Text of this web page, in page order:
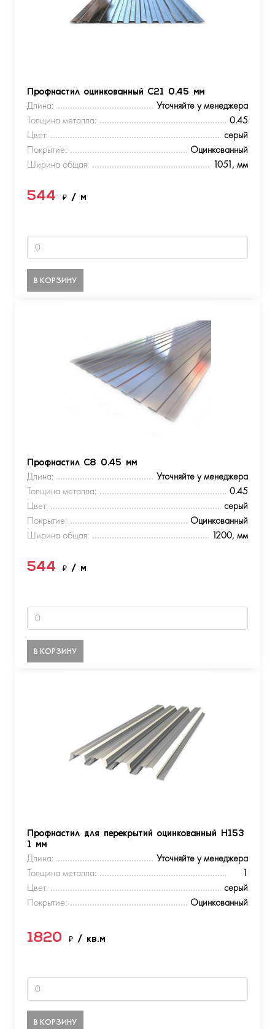
Профнастил оцинкованный С21 0.45 мм
Длина:
Уточняйте у менеджера
Толщина металла:
0.45
Цвет:
серый
Покрытие:
Оцинкованный
Ширина общая:
1051, мм
544 ₽ / м
В КОРЗИНУ
Профнастил С8 0.45 мм
Длина:
Уточняйте у менеджера
Толщина металла:
0.45
Цвет:
серый
Покрытие:
Оцинкованный
Ширина общая:
1200, мм
544 ₽ / м
В КОРЗИНУ
Профнастил для перекрытий оцинкованный Н153
1 мм
Длина:
Уточняйте у менеджера
Толщина металла:
1
Цвет:
серый
Покрытие:
Оцинкованный
1820 ₽ / кв.м
В КОРЗИНУ